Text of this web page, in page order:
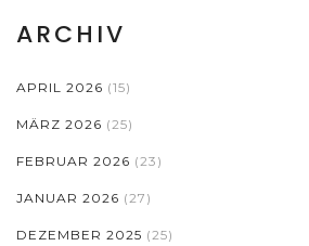
ARCHIV
APRIL 2026 (15)
MÄRZ 2026 (25)
FEBRUAR 2026 (23)
JANUAR 2026 (27)
DEZEMBER 2025 (25)